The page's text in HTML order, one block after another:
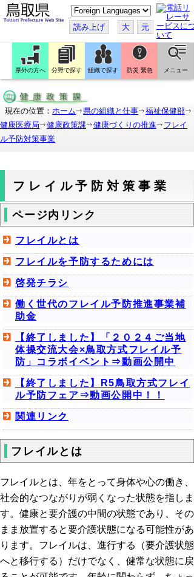
こ
の
ペ
ー
ジ
翻
訳
す
読み上げ 大 元
県外の方へ 分野で探す 組織で探す 防災 緊急 メニュー
現在の位置： ホーム 県の組織と仕事
福祉保健部
健康医療局
健康政策課 健康づくりの推進
フレイ
ル予防対策事業
フレイル予防対策事業
ページ内リンク
フレイルとは
フレイルを予防するためには
啓発チラシ
働く世代のフレイル予防推進事業補
助金
【終了しました】「２０２４ご当地
体操交流大会×鳥取方式フレイル予
防」コラボイベント⇒動画公開中
【終了しました】R5鳥取方式フレイ
ル予防フェア⇒動画公開中！！
関連リンク
フレイルとは
フレイルとは、年をとって身体や心の働き、
社会的なつながりが弱くなった状態を指しま
す。健康と要介護の中間の状態であり、その
まま放置すると要介護状態になる可能性があ
ります。フレイルは、進行する（要介護状態
へと移行する）だけでなく、健常な状態に戻